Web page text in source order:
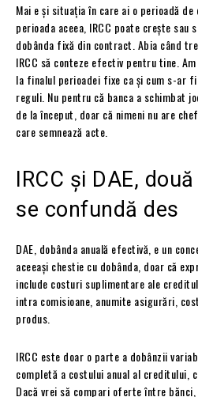
Mai e și situația în care ai o perioadă
perioada aceea, IRCC poate crește
dobânda fixă din contract. Abia când
IRCC să conteze efectiv pentru tine.
la finalul perioadei fixe ca și cum s-ar
reguli. Nu pentru că banca a schimbat
de la început, doar că nimeni nu are
care semnează acte.
IRCC și DAE,
se confundă des
DAE, dobânda anuală efectivă, e un
aceeași chestie cu dobânda, doar că
include costuri suplimentare ale
intra comisioane, anumite asigurări,
produs.
IRCC este doar o parte a dobânzii
completă a costului anual al creditului,
Dacă vrei să compari oferte între